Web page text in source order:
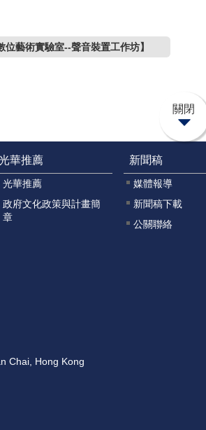
藝術實驗室--聲音裝置工作坊】
關閉
華推薦
光華推薦
政府文化政策與計畫簡
章
新聞稿
媒體報導
新聞稿下載
公關聯絡
Chai, Hong Kong